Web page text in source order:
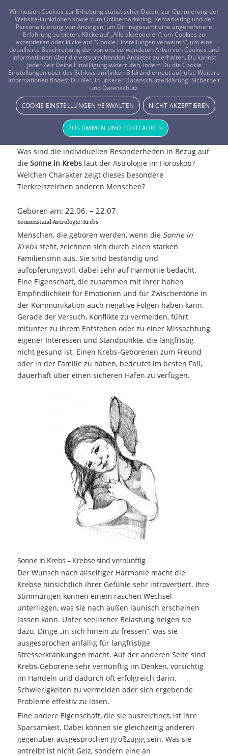
FRAGEN? KOSTENLOS ANRUFEN: 0800-8478266
Sonne in Krebs
Was sind die individuellen Besonderheiten in Bezug auf
die Sonne in Krebslaut der Astrologie im Horoskop?
Welchen Charakter zeigt dieses besondere
Tierkreiszeichen anderen Menschen?
Geboren am: 22.06. – 22.07.
Sonnenstand Astrologie: Krebs
Menschen, die geboren werden, wenn die Sonne in
Krebssteht, zeichnen sich durch einen starken
Familiensinn aus. Sie sind beständig und
aufopferungsvoll, dabei sehr auf Harmonie bedacht.
Eine Eigenschaft, die zusammen mit ihrer hohen
Empfindlichkeit für Emotionen und für Zwischentöne in
der Kommunikation auch negative Folgen haben kann.
Gerade der Versuch, Konflikte zu vermeiden, führt
mitunter zu ihrem Entstehen oder zu einer Missachtung
eigener Interessen und Standpunkte, die langfristig
nicht gesund ist. Einen Krebs-Geborenen zum Freund
oder in der Familie zu haben, bedeutet im besten Fall,
dauerhaft über einen sicheren Hafen zu verfügen.
Sonne in Krebs – Krebse sind vernünftig
Der Wunsch nach allseitiger Harmonie macht die
Krebse hinsichtlich ihrer Gefühle sehr introvertiert. Ihre
Stimmungen können einem raschen Wechsel
unterliegen, was sie nach außen launisch erscheinen
lassen kann. Unter seelischer Belastung neigen sie
dazu, Dinge „in sich hinein zu fressen“, was sie
ausgesprochen anfällig für langfristige
Stresserkrankungen macht. Auf der anderen Seite sind
Krebs-Geborene sehr vernünftig im Denken, vorsichtig
im Handeln und dadurch oft erfolgreich darin,
Schwierigkeiten zu vermeiden oder sich ergebende
Probleme effektiv zu lösen.
Eine andere Eigenschaft, die sie auszeichnet, ist ihre
Sparsamkeit. Dabei können sie gleichzeitig anderen
gegenüber ausgesprochen großzügig sein. Was sie
antreibt ist nicht Geiz, sondern eine an
Wir nutzen Cookies zur Erhebung statistischer Daten, zur Optimierung der
Website-Funktionen sowie zum Onlinemarketing, Remarketing und der
Personalisierung von Anzeigen, um Dir insgesamt eine angenehmere
Erfahrung zu bieten. Klicke auf „Alle akzeptieren“, um Cookies zu
akzeptieren oder klicke auf "Cookie Einstellungen verwalten“, um eine
detaillierte Beschreibung der von uns verwendeten Arten von Cookies und
Informationen über die entsprechenden Anbieter zu erhalten. Du kannst
jeder Zeit Deine Einwilligung widerrufen, indem Du die Cookie
Einstellungen über das Schloss am linken Bildrand erneut aufrufst. Weitere
Informationen findest Du hier, in unserer Datenschutzerklärung: Sicherheit
und Datenschutz
COOKIE EINSTELLUNGEN VERWALTEN NICHT AKZEPTIEREN
ZUSTIMMEN UND FORTFAHREN